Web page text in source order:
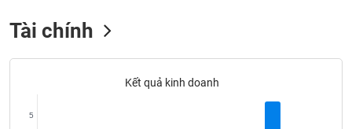
Tài chính
Kết quả kinh doanh
5
Tất cả Cổ phiếu
Tất cả